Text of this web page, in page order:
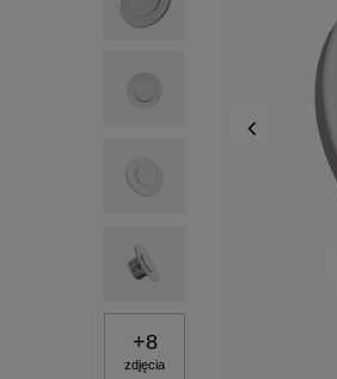
+8
zdjęcia